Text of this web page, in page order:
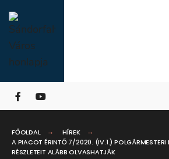
Skip
to
content
FŐOLDAL
HÍREK
A PIACOT ÉRINTŐ 7/2020. (IV.1.) POLGÁRMESTERI
RÉSZLETEIT ALÁBB OLVASHATJÁK
for: